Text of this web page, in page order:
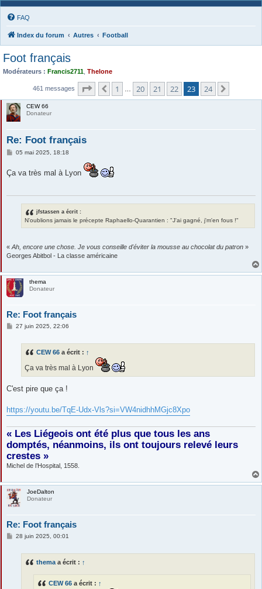
FAQ
Index du forum Autres Football
Foot français
Modérateurs : Francis2711 Thelone
461 messages Page 23 24
Précédente
1 20 21 22 23 24
CEW 66
Donateur
Re: Foot français
M
s
05 mai 2025, 18:18
Ça va très mal à Lyon
jfstassen a écrit :
N'oublions jamais le précepte Raphaello-Quarantien : "J'ai gagné, j'm'en fous !"
« Ah, encore une chose. Je vous conseille d'éviter la mousse au chocolat du patron »
Georges Abitbol - La classe américaine
thema
Donateur
Re: Foot français
M27 juin 2025, 22:06
CEW 66 a écrit : ↑
Ça va très mal à Lyon
C'est pire que ça !
https://youtu.be/TqE-Udx-Vls?si=VW4nidhhMGjc8Xpo
« Les Liégeois ont été plus que tous les ans
domptés, néanmoins, ils ont toujours relevé leurs
crestes »
Michel de l’Hospital, 1558.
JoeDalton
Donateur
Re: Foot français
M28 juin 2025, 00:01
thema a écrit : ↑
CEW 66 a écrit : ↑